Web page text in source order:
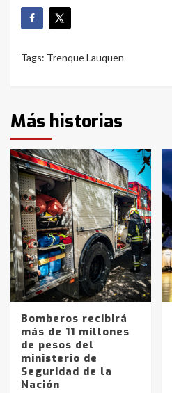
Tags: Trenque Lauquen
Más historias
Bomberos recibirá
más de 11 millones
de pesos del
ministerio de
Seguridad de la
Nación